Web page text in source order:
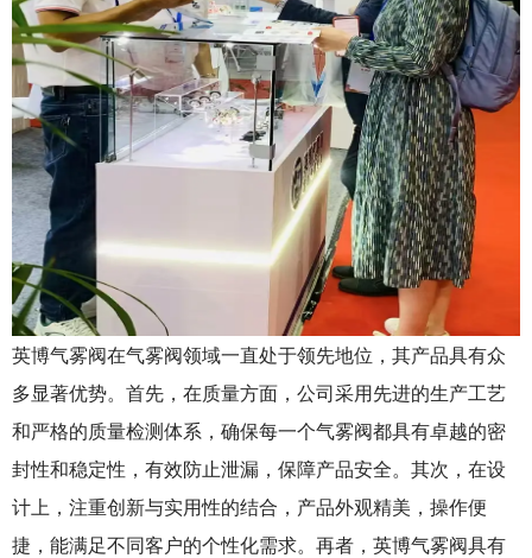
英博气雾阀在气雾阀领域一直处于领先地位，其产品具有众
多显著优势。首先，在质量方面，公司采用先进的生产工艺
和严格的质量检测体系，确保每一个气雾阀都具有卓越的密
封性和稳定性，有效防止泄漏，保障产品安全。其次，在设
计上，注重创新与实用性的结合，产品外观精美，操作便
捷，能满足不同客户的个性化需求。再者，英博气雾阀具有